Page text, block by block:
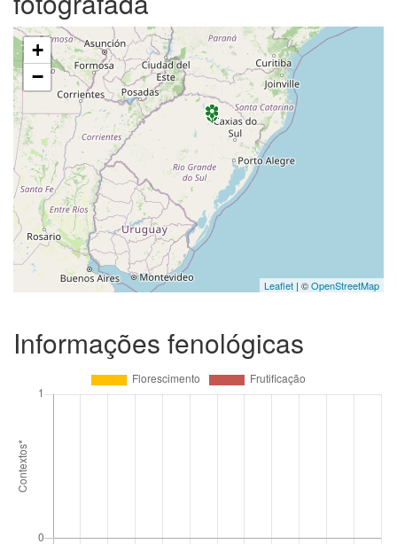
+
−
Leaflet | ©OpenStreetMap
Informações fenológicas